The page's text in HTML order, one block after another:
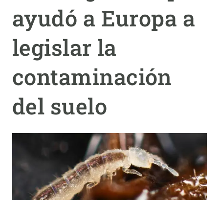
ayudó a Europa a
legislar la
contaminación
del suelo
NOTICIAS Y AGENDA